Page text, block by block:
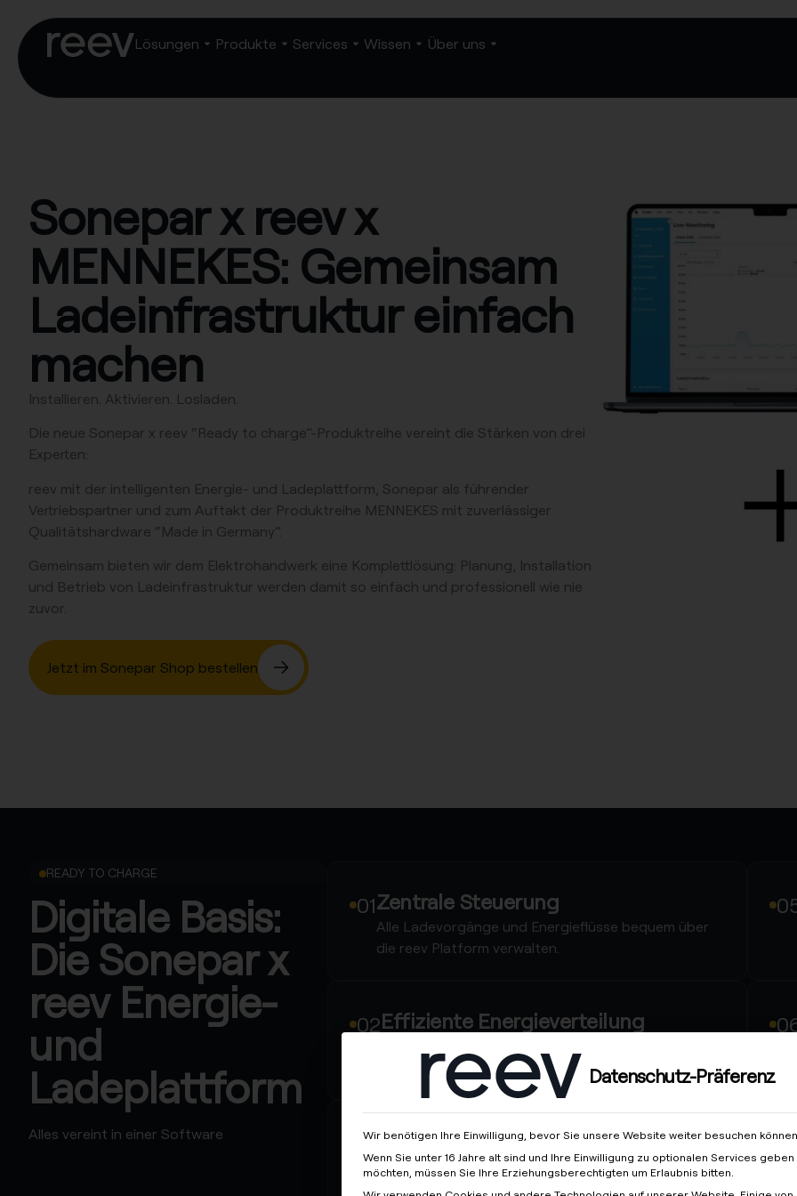
Lösungen Produkte Services Wissen Über uns
Sonepar x reev x
MENNEKES: Gemeinsam
Ladeinfrastruktur einfach
machen
Installieren. Aktivieren. Losladen.
Die neue Sonepar x reev “Ready to charge”-Produktreihe vereint die Stärken von drei
Experten:
reev mit der intelligenten Energie- und Ladeplattform, Sonepar als führender
Vertriebspartner und zum Auftakt der Produktreihe MENNEKES mit zuverlässiger
Qualitätshardware “Made in Germany”.
Gemeinsam bieten wir dem Elektrohandwerk eine Komplettlösung: Planung, Installation
und Betrieb von Ladeinfrastruktur werden damit so einfach und professionell wie nie
zuvor.
Jetzt im Sonepar Shop bestellen
READY TO CHARGE
Digitale Basis:
Die Sonepar x
reev Energie-
und
Ladeplattform
Alles vereint in einer Software
Zentrale Steuerung
Alle Ladevorgänge und Energieflüsse bequem über
die reev Platform verwalten.
Effiziente Energieverteilung
Ladegeschwindigkeit und Stromnutzung.
Laden mit Sonnenenergie
Strom aus der PV-Anlage lässt sich gezielt als PV-
Datenschutz-Präferenz
Wir benötigen Ihre Einwilligung, bevor Sie unsere Website weiter besuchen
Wenn Sie unter 16 Jahre alt sind und Ihre Einwilligung zu optionalen Services geben
möchten, müssen Sie Ihre Erziehungsberechtigten um Erlaubnis bitten.